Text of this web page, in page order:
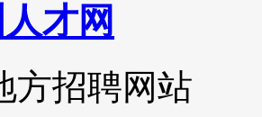
才网
方招聘网站